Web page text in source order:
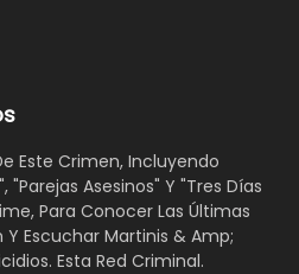
Este Crimen, Incluyendo
Asesinos" Y "Tres Días
Para Conocer Las Últimas
Y Escuchar Martinis & Amp;
Esta Red Criminal.